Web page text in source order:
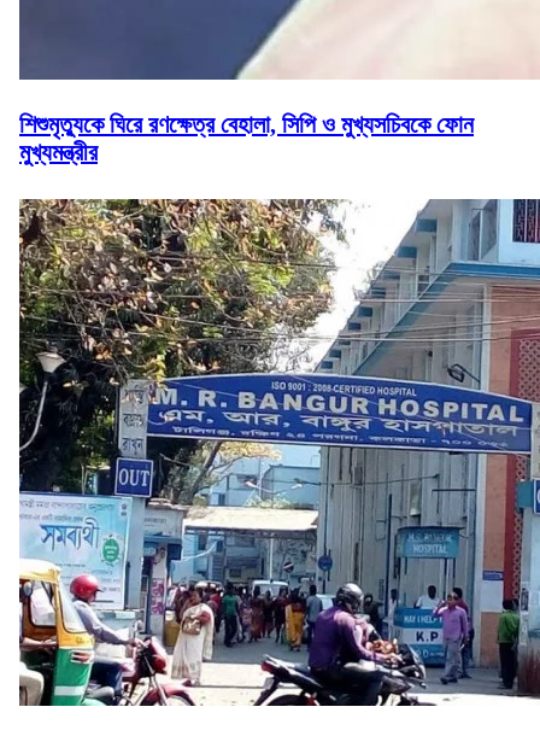
শিশুমৃত্যুকে ঘিরে রণক্ষেত্র বেহালা, সিপি ও মুখ্যসচিবকে ফোন
মুখ্যমন্ত্রীর